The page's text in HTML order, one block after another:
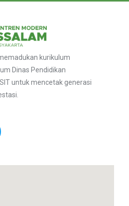
kurikulum
Dinas Pendidikan
untuk mencetak generasi